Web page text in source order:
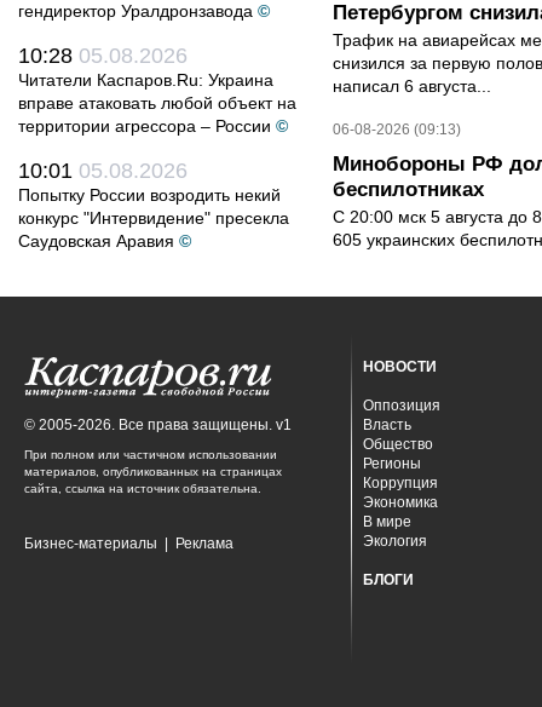
гендиректор Уралдронзавода ©
10:28 05.08.2026
Читатели Каспаров.Ru: Украина
вправе атаковать любой объект на
территории агрессора – России ©
10:01 05.08.2026
Попытку России возродить некий
конкурс "Интервидение" пресекла
Саудовская Аравия ©
Петербургом
Трафик на авиарейсах
снизился за первую
написал 6 августа...
06-08-2026 (09:13)
Минобороны РФ
беспилотниках
С 20:00 мск 5 августа до
605 украинских
© 2005-2026. Все права защищены. v1
При полном или частичном использовании
материалов, опубликованных на страницах
сайта, ссылка на источник обязательна.
Бизнес-материалы Реклама
НОВОСТИ
Оппозиция
Власть
Общество
Регионы
Коррупция
Экономика
В мире
Экология
БЛОГИ